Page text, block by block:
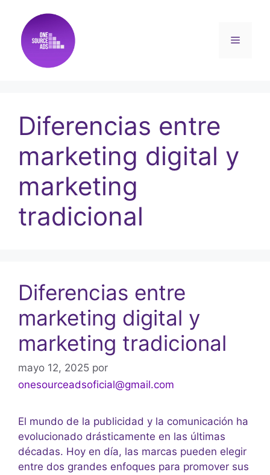
Diferencias entre
marketing digital y
marketing
tradicional
Diferencias entre
marketing digital y
marketing tradicional
mayo 12, 2025 por
onesourceadsoficial@gmail.com
El mundo de la publicidad y la comunicación ha
evolucionado drásticamente en las últimas
décadas. Hoy en día, las marcas pueden elegir
entre dos grandes enfoques para promover sus